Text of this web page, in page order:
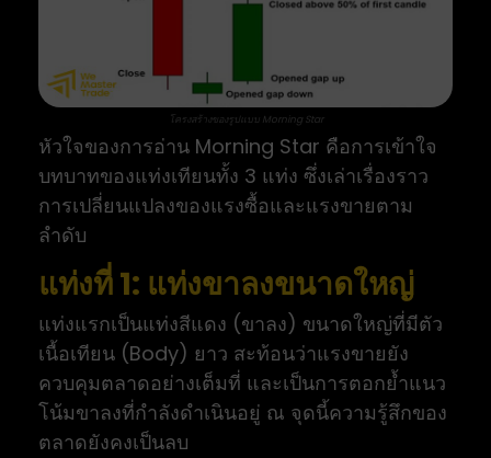
โครงสร้างของรูปแบบ Morning Star
หัวใจของการอ่าน Morning Star คือการเข้าใจ
บทบาทของแท่งเทียนทั้ง 3 แท่ง ซึ่งเล่าเรื่องราว
การเปลี่ยนแปลงของแรงซื้อและแรงขายตาม
ลำดับ
แท่งที่ 1: แท่งขาลงขนาดใหญ่
แท่งแรกเป็นแท่งสีแดง (ขาลง) ขนาดใหญ่ที่มีตัว
เนื้อเทียน (Body) ยาว สะท้อนว่าแรงขายยัง
ควบคุมตลาดอย่างเต็มที่ และเป็นการตอกย้ำแนว
โน้มขาลงที่กำลังดำเนินอยู่ ณ จุดนี้ความรู้สึกของ
ตลาดยังคงเป็นลบ